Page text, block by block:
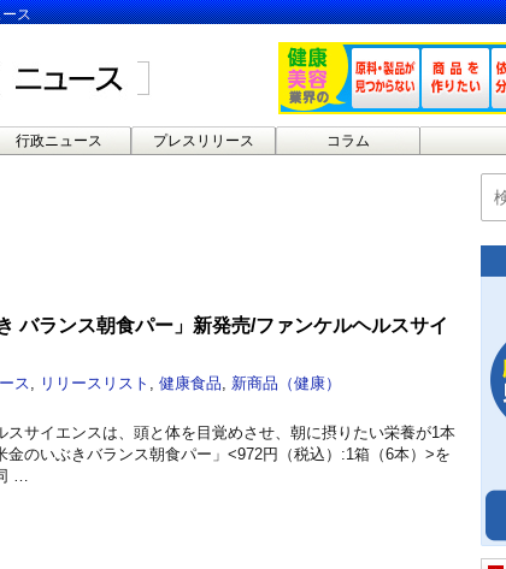
ス
行政ニュース プレスリリース コラム
バランス朝食パー」新発売/ファンケルヘルスサイ
ス リリースリスト 健康食品
新商品（健康）
スサイエンスは、頭と体を目覚めさせ、朝に摂りたい栄養が1本
金のいぶきバランス朝食パー」<972円（税込）:1箱（6本）>を
…